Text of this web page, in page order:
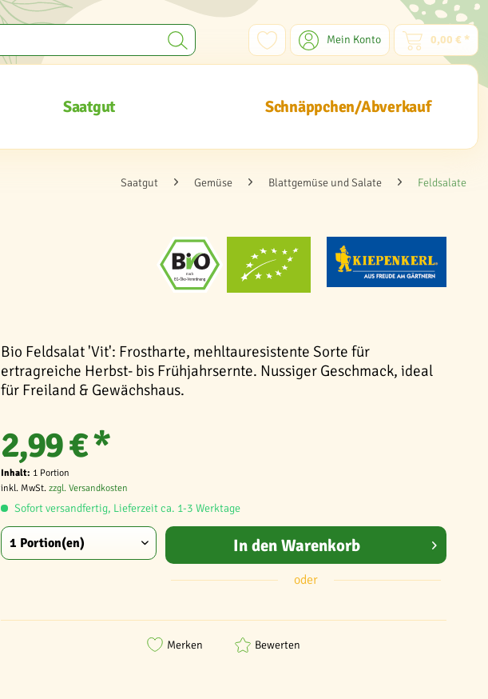
Mein Konto 0,00 € *
Saatgut Schnäppchen/Abverkauf
Saatgut Gemüse Blattgemüse und Salate Feldsalate
Bio Feldsalat 'Vit': Frostharte, mehltauresistente Sorte für
ertragreiche Herbst- bis Frühjahrsernte. Nussiger Geschmack, ideal
für Freiland & Gewächshaus.
2,99 € *
Inhalt: 1 Portion
inkl. MwSt. zzgl. Versandkosten
Sofort versandfertig, Lieferzeit ca. 1-3 Werktage
In den Warenkorb
oder
Merken Bewerten